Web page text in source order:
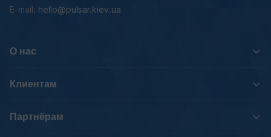
E-mail: hello@pulsar.kiev.ua
О нас
Клиентам
Партнёрам